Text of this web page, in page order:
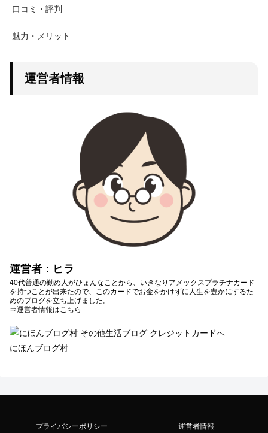
口コミ・評判
魅力・メリット
運営者情報
運営者：ヒラ
40代普通の勤め人がひょんなことから、いきなりアメックスプラチナカード
を持つことが出来たので、このカードでお金をかけずに人生を豊かにするた
めのブログを立ち上げました。
⇒運営者情報はこちら
にほんブログ村
プライバシーポリシー 運営者情報